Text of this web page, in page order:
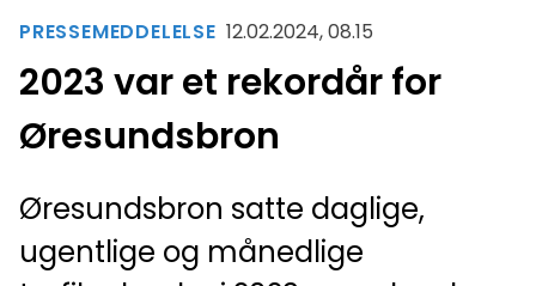
PRESSEMEDDELELSE 12.02.2024, 08.15
2023 var et rekordår for
Øresundsbron
Øresundsbron satte daglige,
ugentlige og månedlige